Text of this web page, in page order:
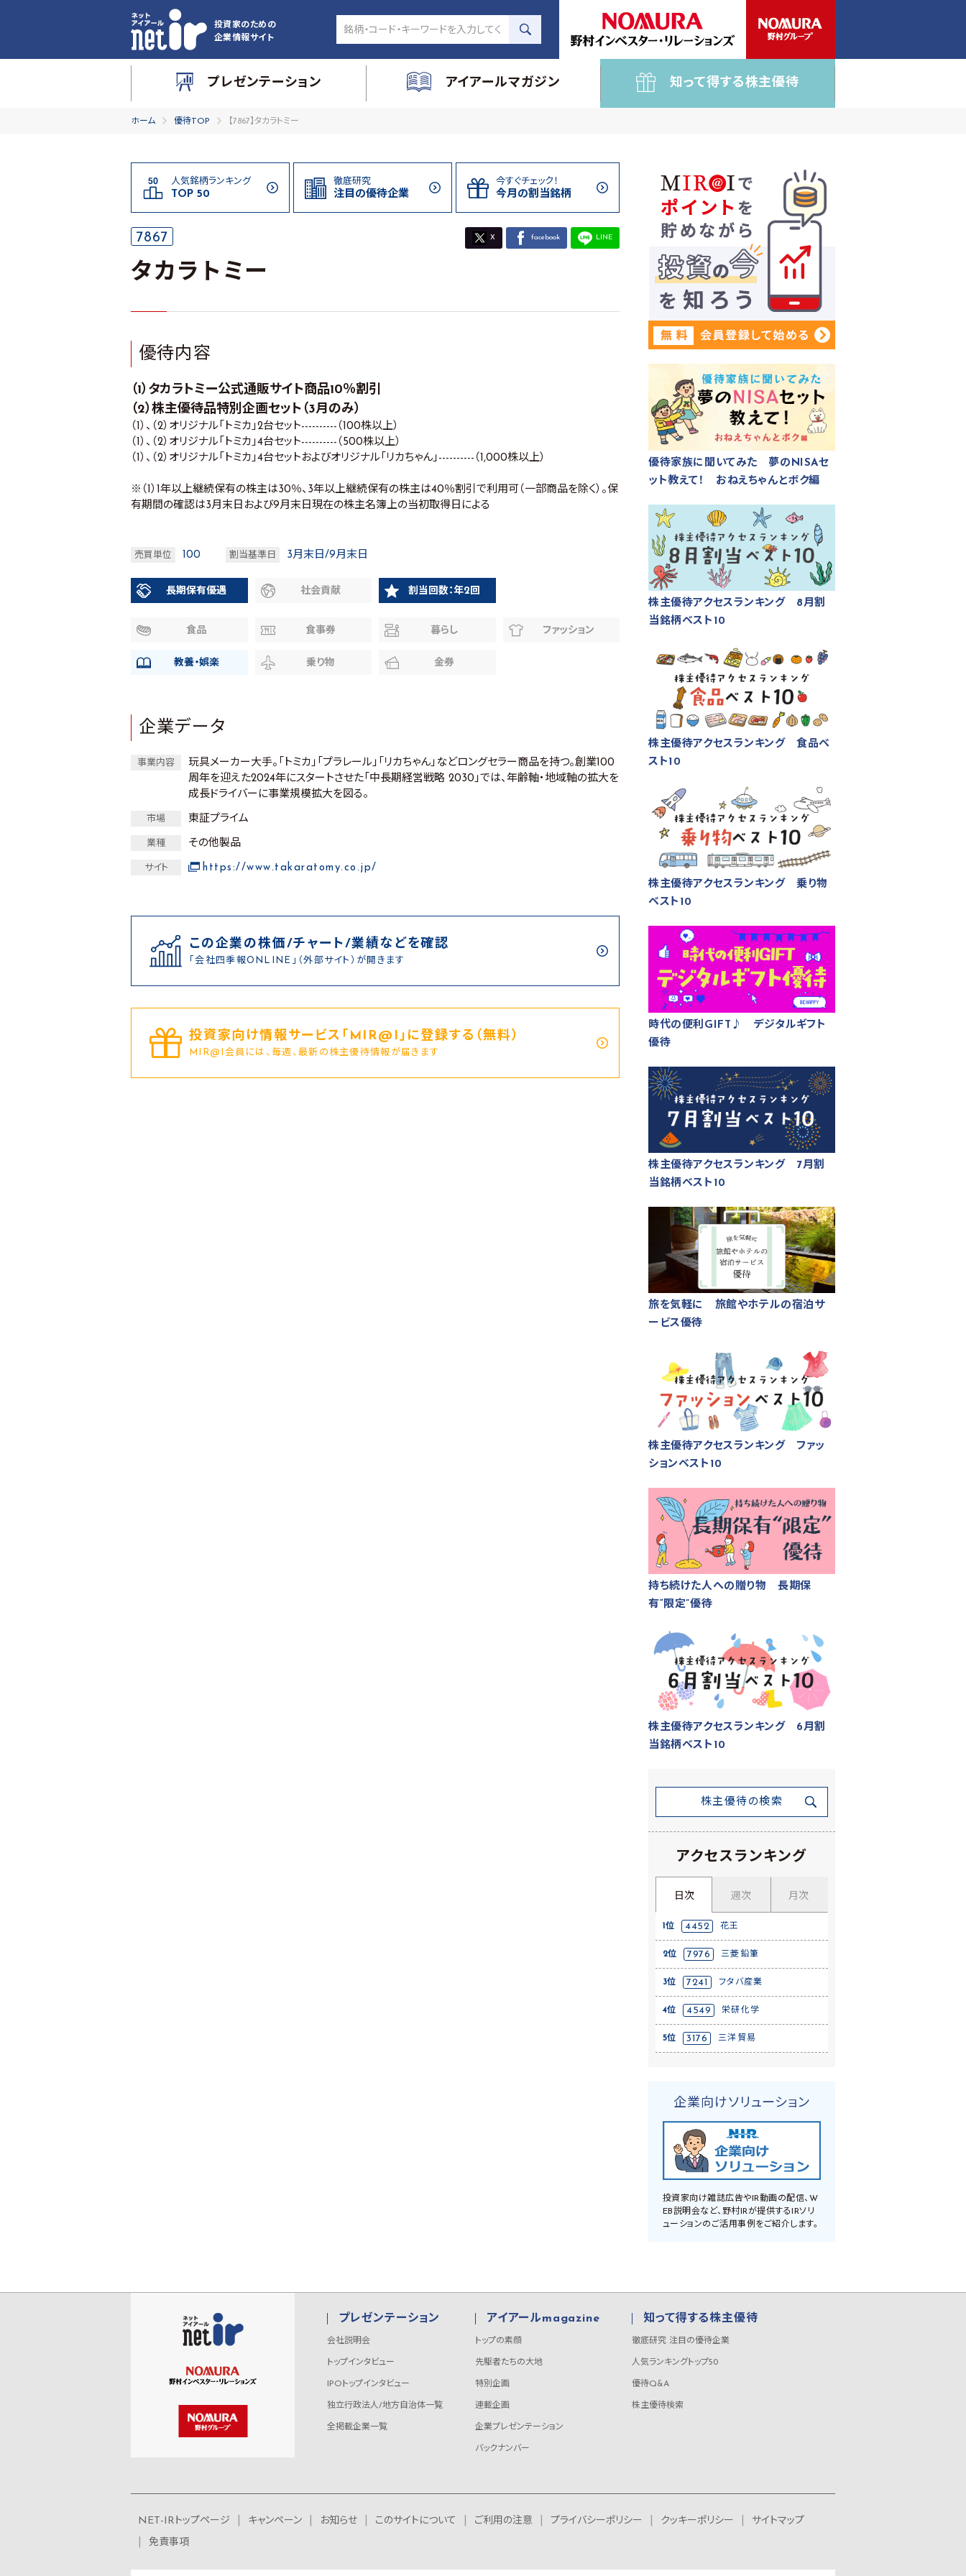
投資家のための
企業情報サイト
プレゼンテーション アイアールマガジン 知って得する株主優待
ホーム 優待TOP 【7867】タカラトミー
人気銘柄ランキング
TOP 50
徹底研究
注目の優待企業
今すぐチェック！
今月の割当銘柄
7867 X facebook LINE
タカラトミー
優待内容
（1）タカラトミー公式通販サイト商品10％割引
（2）株主優待品特別企画セット（3月のみ）
（1）、（2）オリジナル「トミカ」2台セット----------（100株以上）
（1）、（2）オリジナル「トミカ」4台セット----------（500株以上）
（1）、（2）オリジナル「トミカ」4台セットおよびオリジナル「リカちゃん」----------（1,000株以上）
※（1）1年以上継続保有の株主は30％、3年以上継続保有の株主は40％割引で利用可（一部商品を除く）。保
有期間の確認は3月末日および9月末日現在の株主名簿上の当初取得日による
売買単位 100 割当基準日 3月末日/9月末日
長期保有優遇 社会貢献 割当回数：年2回
食品 食事券 暮らし ファッション
教養・娯楽 乗り物 金券
企業データ
事業内容
玩具メーカー大手。「トミカ」「プラレール」「リカちゃん」などロングセラー商品を持つ。創業100
周年を迎えた2024年にスタートさせた「中長期経営戦略 2030」では、年齢軸・地域軸の拡大を
成長ドライバーに事業規模拡大を図る。
市場 東証プライム
業種 その他製品
サイト https://www.takaratomy.co.jp/
この企業の株価/チャート/業績などを確認
「会社四季報ONLINE」（外部サイト）が開きます
投資家向け情報サービス｢MIR@I｣に登録する（無料）
MIR@I会員には、毎週、最新の株主優待情報が届きます
優待家族に聞いてみた 夢のNISAセ
ット教えて！ おねえちゃんとボク編
株主優待アクセスランキング 8月割
当銘柄ベスト10
株主優待アクセスランキング 食品ベ
スト10
株主優待アクセスランキング 乗り物
ベスト10
時代の便利GIFT♪ デジタルギフト
優待
株主優待アクセスランキング 7月割
当銘柄ベスト10
旅を気軽に 旅館やホテルの宿泊サ
ービス優待
株主優待アクセスランキング ファッ
ションベスト10
持ち続けた人への贈り物 長期保
有“限定”優待
株主優待アクセスランキング 6月割
当銘柄ベスト10
株主優待の検索
アクセスランキング
日次 週次 月次
1位 4452 花王
2位 7976 三菱鉛筆
3位 7241 フタバ産業
4位 4549 栄研化学
5位 3176 三洋貿易
企業向けソリューション
投資家向け雑誌広告やIR動画の配信、W
EB説明会など、野村IRが提供するIRソリ
ューションのご活用事例をご紹介します。
プレゼンテーション
会社説明会
トップインタビュー
IPOトップインタビュー
独立行政法人/地方自治体一覧
全掲載企業一覧
アイアールmagazine
トップの素顔
先駆者たちの大地
特別企画
連載企画
企業プレゼンテーション
バックナンバー
知って得する株主優待
徹底研究 注目の優待企業
人気ランキングトップ50
優待Q&A
株主優待検索
NET-IRトップページ キャンペーン お知らせ このサイトについて ご利用の注意 プライバシーポリシー クッキーポリシー
サイトマップ
免責事項